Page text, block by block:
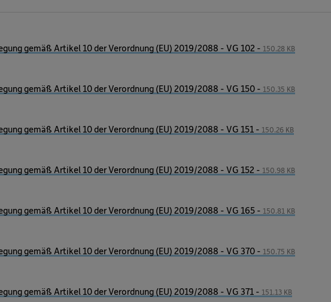
gemäß Artikel 10 der Verordnung (EU) 2019/2088 - VG 102 - 150.28 KB
gemäß Artikel 10 der Verordnung (EU) 2019/2088 - VG 150 - 150.35 KB
gemäß Artikel 10 der Verordnung (EU) 2019/2088 - VG 151 - 150.26 KB
gemäß Artikel 10 der Verordnung (EU) 2019/2088 - VG 152 - 150.98 KB
gemäß Artikel 10 der Verordnung (EU) 2019/2088 - VG 165 - 150.81 KB
gemäß Artikel 10 der Verordnung (EU) 2019/2088 - VG 370 - 150.75 KB
gemäß Artikel 10 der Verordnung (EU) 2019/2088 - VG 371 - 151.13 KB